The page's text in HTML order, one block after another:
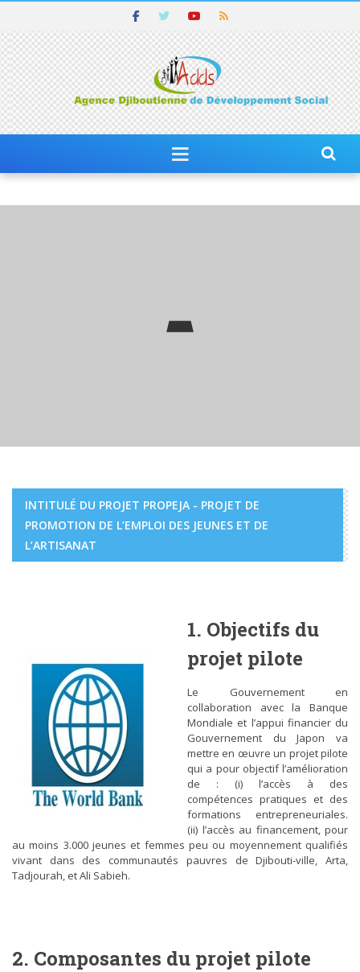
QUAND DES MARINS JAPONAIS DÉCOUVRENT
L’ARTISANAT DJIBOUTIEN
ACTUALITÉS PROPEJA
HAMZEH ABDILLAHI ISSACK CONSULTANT
CHARGÉ DES ÉTUDES MARKETING ET DE LA
COMMERCIALISATION À L’ADDS
ACTUALITÉS PROPEJA
CLÔTURE D’UNE FORMATION SUR L’ARTISANAT À
INTITULÉ DU PROJET PROPEJA - PROJET DE
PROMOTION DE L’EMPLOI DES JEUNES ET DE
L’ARTISANAT
1. Objectifs du
projet pilote
Le Gouvernement en
collaboration avec la Banque
Mondiale et l’appui financier du
Gouvernement du Japon va
mettre en œuvre un projet pilote
qui a pour objectif l’amélioration
de : (i) l’accès à des
compétences pratiques et des
formations entrepreneuriales.
(ii) l’accès au financement, pour
au moins 3.000 jeunes et femmes peu ou moyennement qualifiés
vivant dans des communautés pauvres de Djibouti-ville, Arta,
Tadjourah, et Ali Sabieh.
2. Composantes du projet pilote